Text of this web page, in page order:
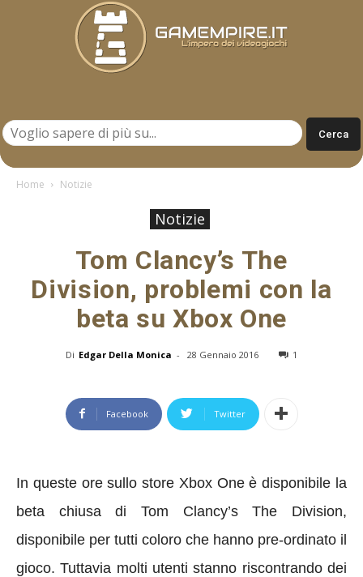
Home Notizie
Notizie
Tom Clancy’s The
Division, problemi con la
beta su Xbox One
Di Edgar Della Monica - 28 Gennaio 2016 1
Facebook Twitter
In queste ore sullo store Xbox One è disponibile la
beta chiusa di Tom Clancy’s The Division,
disponibile per tutti coloro che hanno pre-ordinato il
gioco. Tuttavia molti utenti stanno riscontrando dei